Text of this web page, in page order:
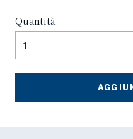
Quantità